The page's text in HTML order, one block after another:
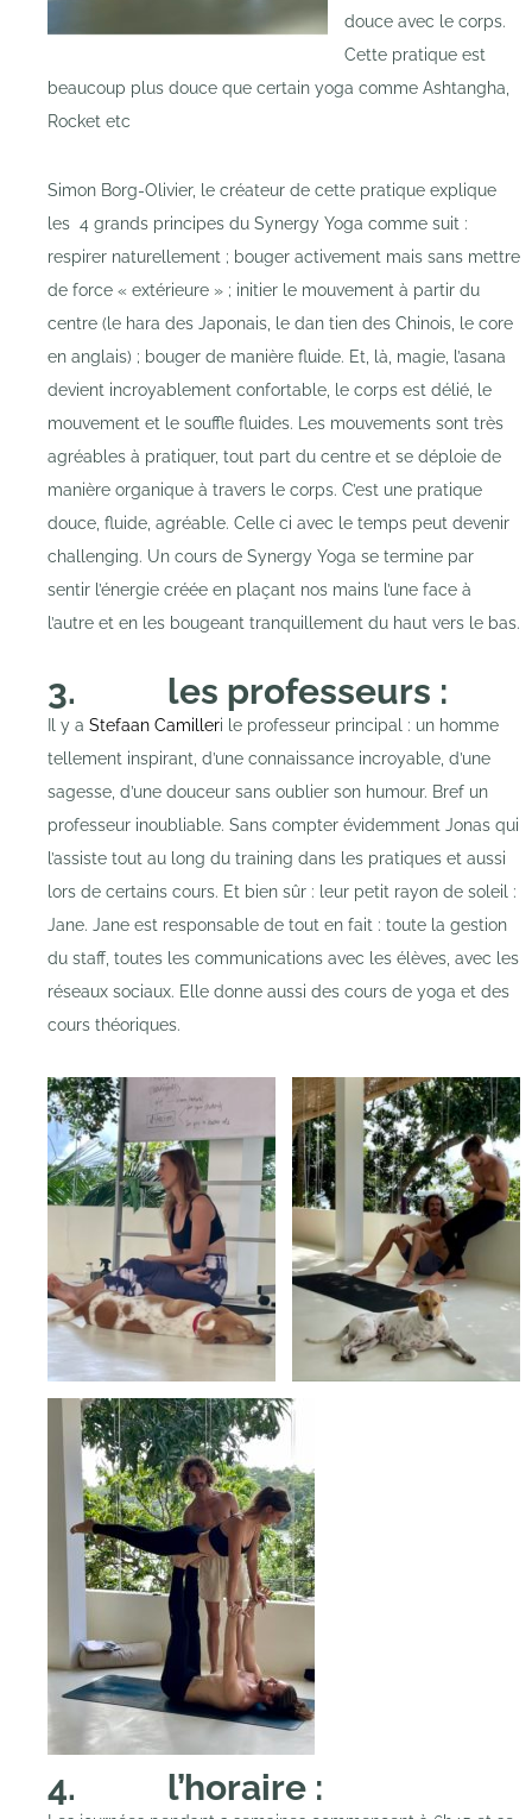
douce avec le corps.
Cette pratique est
beaucoup plus douce que certain yoga comme Ashtangha,
Rocket etc
Simon Borg-Olivier, le créateur de cette pratique explique
les 4 grands principes du Synergy Yoga comme suit :
respirer naturellement ; bouger activement mais sans mettre
de force « extérieure » ; initier le mouvement à partir du
centre (le hara des Japonais, le dan tien des Chinois, le core
en anglais) ; bouger de manière fluide. Et, là, magie, l’asana
devient incroyablement confortable, le corps est délié, le
mouvement et le souffle fluides. Les mouvements sont très
agréables à pratiquer, tout part du centre et se déploie de
manière organique à travers le corps. C’est une pratique
douce, fluide, agréable. Celle ci avec le temps peut devenir
challenging. Un cours de Synergy Yoga se termine par
sentir l’énergie créée en plaçant nos mains l’une face à
l’autre et en les bougeant tranquillement du haut vers le bas.
3. les professeurs :
Il y a Stefaan Camilleri le professeur principal : un homme
tellement inspirant, d’une connaissance incroyable, d’une
sagesse, d’une douceur sans oublier son humour. Bref un
professeur inoubliable. Sans compter évidemment Jonas qui
l’assiste tout au long du training dans les pratiques et aussi
lors de certains cours. Et bien sûr : leur petit rayon de soleil :
Jane. Jane est responsable de tout en fait : toute la gestion
du staff, toutes les communications avec les élèves, avec les
réseaux sociaux. Elle donne aussi des cours de yoga et des
cours théoriques.
4. l’horaire :